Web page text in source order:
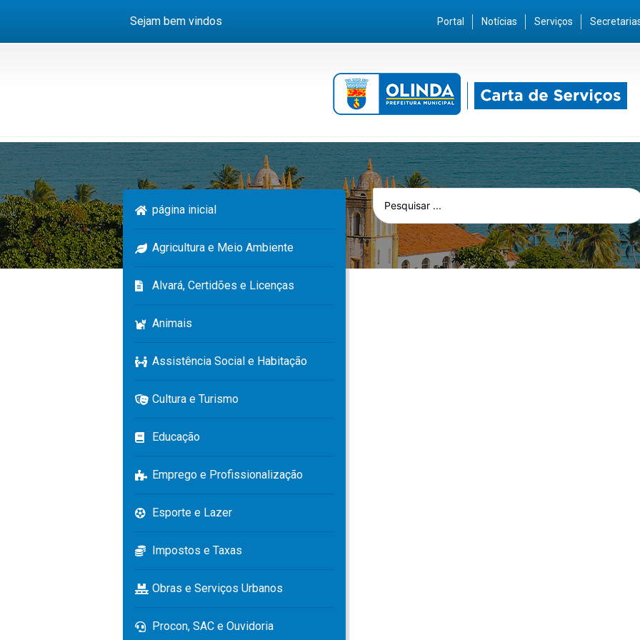
Sejam bem vindos Portal Notícias Serviços
página inicial
Agricultura e Meio Ambiente
Alvará, Certidões e Licenças
Animais
Assistência Social e Habitação
Cultura e Turismo
Educação
Emprego e Profissionalização
Esporte e Lazer
Impostos e Taxas
Obras e Serviços Urbanos
Procon, SAC e Ouvidoria